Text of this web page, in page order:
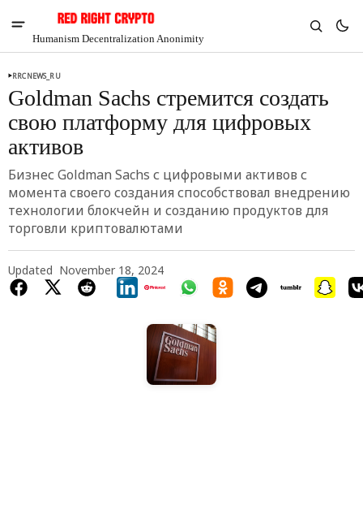
Humanism Decentralization Anonimity
Chia
RRCNEWS_RU
Goldman Sachs стремится создать
свою платформу для цифровых
активов
Бизнес Goldman Sachs с цифровыми активов с
момента своего создания способствовал внедрению
технологии блокчейн и созданию продуктов для
торговли криптовалютами
Updated November 18, 2024